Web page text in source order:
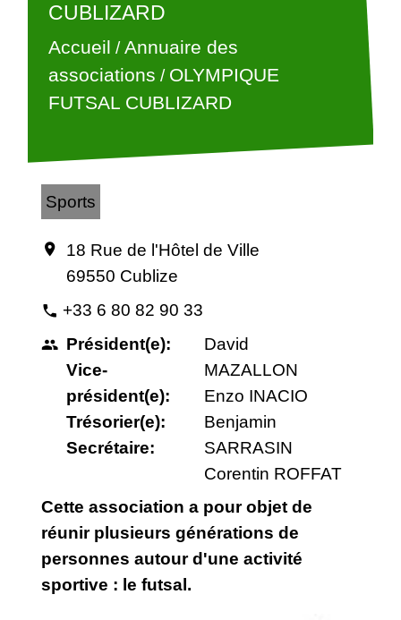
CUBLIZARD
Accueil /Annuaire des
associations / OLYMPIQUE
FUTSAL CUBLIZARD
Sports
location_on
18 Rue de l'Hôtel de Ville
69550 Cublize
phone +33 6 80 82 90 33
people Président(e):
Vice-
président(e):
Trésorier(e):
Secrétaire:
David
MAZALLON
Enzo INACIO
Benjamin
SARRASIN
Corentin ROFFAT
Cette association a pour objet de
réunir plusieurs générations de
personnes autour d'une activité
sportive : le futsal.